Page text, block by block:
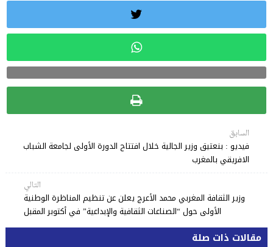
السابق
فيديو : بنعتيق وزير الجالية خلال افتتاح الدورة الأولى لجامعة الشباب
الافريقي بالمغرب
التالي
وزير الثقافة المغربي محمد الأعرج يعلن عن تنظيم المناظرة الوطنية
الأولى حول “الصناعات الثقافية والإبداعية” في أكتوبر المقبل
مقالات ذات صلة